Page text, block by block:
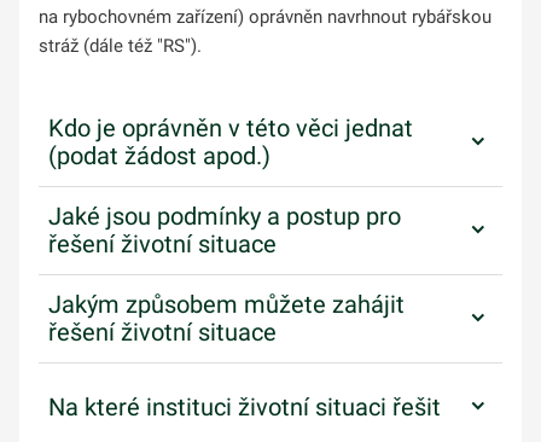
na rybochovném zařízení) oprávněn navrhnout rybářskou
stráž (dále též "RS").
Kdo je oprávněn v této věci jednat
(podat žádost apod.)
Jaké jsou podmínky a postup pro
řešení životní situace
Jakým způsobem můžete zahájit
řešení životní situace
Na které instituci životní situaci řešit